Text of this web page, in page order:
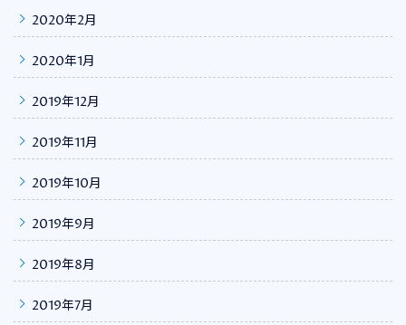
2020年2月
2020年1月
2019年12月
2019年11月
2019年10月
2019年9月
2019年8月
2019年7月